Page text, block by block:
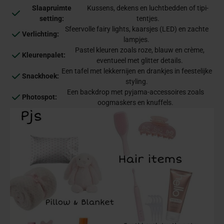
Slaapruimte
setting:
Kussens, dekens en luchtbedden of tipi-
tentjes.
Verlichting:
Sfeervolle fairy lights, kaarsjes (LED) en zachte
lampjes.
Kleurenpalet:
Pastel kleuren zoals roze, blauw en crème,
eventueel met glitter details.
Snackhoek:
Een tafel met lekkernijen en drankjes in feestelijke
styling.
Photospot:
Een backdrop met pyjama-accessoires zoals
oogmaskers en knuffels.